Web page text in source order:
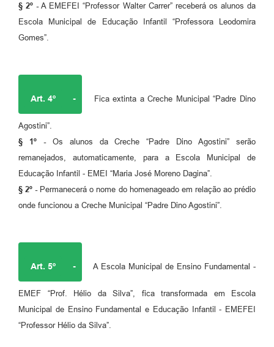
§ 2º -A EMEFEI “Professor Walter Carrer” receberá os alunos da
Escola Municipal de Educação Infantil “Professora Leodomira
Gomes”.
Art. 4º - Fica extinta a Creche Municipal “Padre Dino
Agostini”.
§ 1º -Os alunos da Creche “Padre Dino Agostini” serão
remanejados, automaticamente, para a Escola Municipal de
Educação Infantil - EMEI “Maria José Moreno Dagina”.
§ 2º -Permanecerá o nome do homenageado em relação ao prédio
onde funcionou a Creche Municipal “Padre Dino Agostini”.
Art. 5º - A Escola Municipal de Ensino Fundamental -
EMEF “Prof. Hélio da Silva”, fica transformada em Escola
Municipal de Ensino Fundamental e Educação Infantil - EMEFEI
“Professor Hélio da Silva”.